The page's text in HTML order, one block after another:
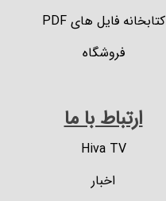
کتابخانه فایل های PDF
فروشگاه
ارتباط با ما
Hiva TV
اخبار